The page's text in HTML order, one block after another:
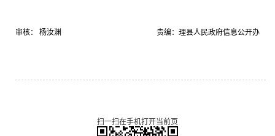
审核： 杨汝渊 责编：理县人民政府信息公开办
扫一扫在手机打开当前页